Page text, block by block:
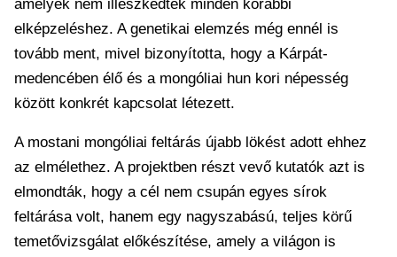
amelyek nem illeszkedtek minden korábbi
elképzeléshez. A genetikai elemzés még ennél is
tovább ment, mivel bizonyította, hogy a Kárpát-
medencében élő és a mongóliai hun kori népesség
között konkrét kapcsolat létezett.
A mostani mongóliai feltárás újabb lökést adott ehhez
az elmélethez. A projektben részt vevő kutatók azt is
elmondták, hogy a cél nem csupán egyes sírok
feltárása volt, hanem egy nagyszabású, teljes körű
temetővizsgálat előkészítése, amely a világon is